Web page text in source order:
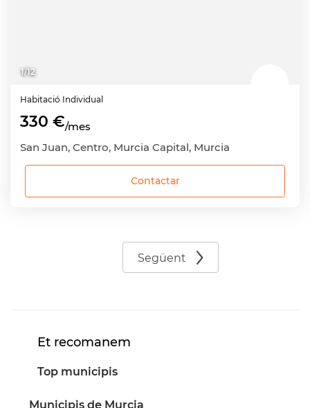
1/12
Habitació Individual
330 €/mes
San Juan, Centro, Murcia Capital, Murcia
Contactar
Següent
Et recomanem
Top municipis
Municipis de Murcia